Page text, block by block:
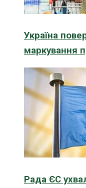
Україна
маркування
Рада ЄС